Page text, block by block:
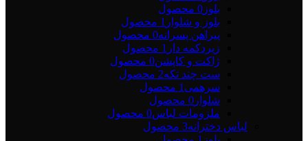
بلوز 0 محصول
بلوز و شلوار 1 محصول
پیراهن پسرانه0 محصول
زیردکمه دار 1 محصول
ژاکت و کاپشن0 محصول
ست چند تکه2 محصول
سرهمی 1 محصول
شلوار 0 محصول
ملزومات لباس0 محصول
لباس دخترانه3 محصول